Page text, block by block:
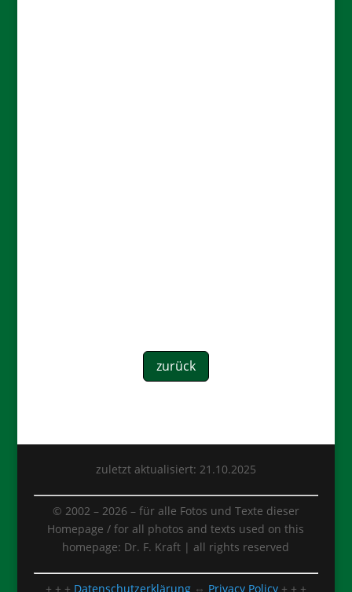
zurück
zuletzt aktualisiert: 21.10.2025
© 2002 – 2026 – für alle Fotos und Texte dieser
Homepage / for all photos and texts used on this
homepage: Dr. F. Kraft | all rights reserved
+ + + Datenschutzerklärung⇔ Privacy Policy+ + +